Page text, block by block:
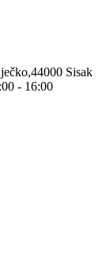
Sisak
- 16:00